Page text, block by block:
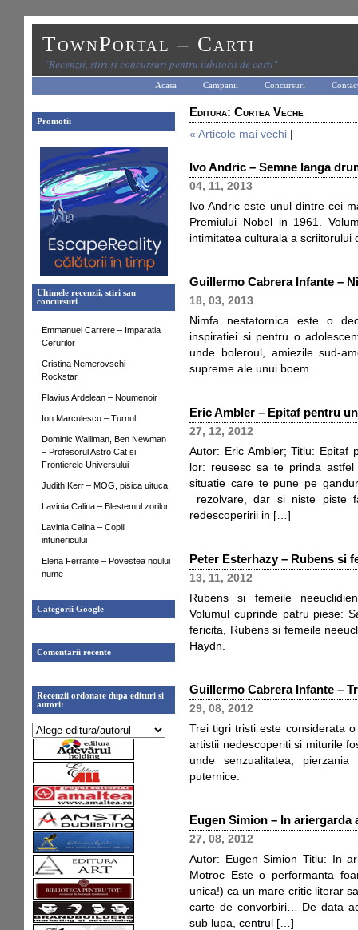
TownPortal – Carti
"Recenzii, stiri si concursuri pentru iubitorii de carti"
Acasa Campanii Concursuri
Promotii
Ultimele recenzii, stiri sau
concursuri
Emmanuel Carrere – Imparatia
Cerurilor
Cristina Nemerovschi –
Rockstar
Flavius Ardelean – Noumenoir
Ion Marculescu – Turnul
Dominic Walliman, Ben Newman
– Profesorul Astro Cat si
Frontierele Universului
Judith Kerr – MOG, pisica uituca
Lavinia Calina – Blestemul zorilor
Lavinia Calina – Copiii
intunericului
Elena Ferrante – Povestea noului
nume
Categorii Google
Comentarii recente
Recenzii ordonate dupa edituri si
autori:
Editura: Curtea Veche
« Articole mai vechi
Ivo Andric – Semne langa
04, 11, 2013
Ivo Andric este unul dintre cei
Premiului Nobel in 1961.
intimitatea culturala a scriitorului
Guillermo Cabrera Infante –
18, 03, 2013
Nimfa nestatornica este o
inspiratiei si pentru o
unde boleroul, amiezile sud-
supreme ale unui boem.
Eric Ambler – Epitaf pentru
27, 12, 2012
Autor: Eric Ambler; Titlu: Epitaf
lor: reusesc sa te prinda
situatie care te pune pe
rezolvare, dar si niste piste
redescoperirii in […]
Peter Esterhazy – Rubens si
13, 11, 2012
Rubens si femeile
Volumul cuprinde patru piese:
fericita, Rubens si femeile
Haydn.
Guillermo Cabrera Infante –
29, 08, 2012
Trei tigri tristi este considerata
artistii nedescoperiti si miturile
unde senzualitatea,
puternice.
Eugen Simion – In ariergarda
27, 08, 2012
Autor: Eugen Simion Titlu: In
Motroc Este o performanta
unica!) ca un mare critic literar
carte de convorbiri… De data
sub lupa, centrul […]